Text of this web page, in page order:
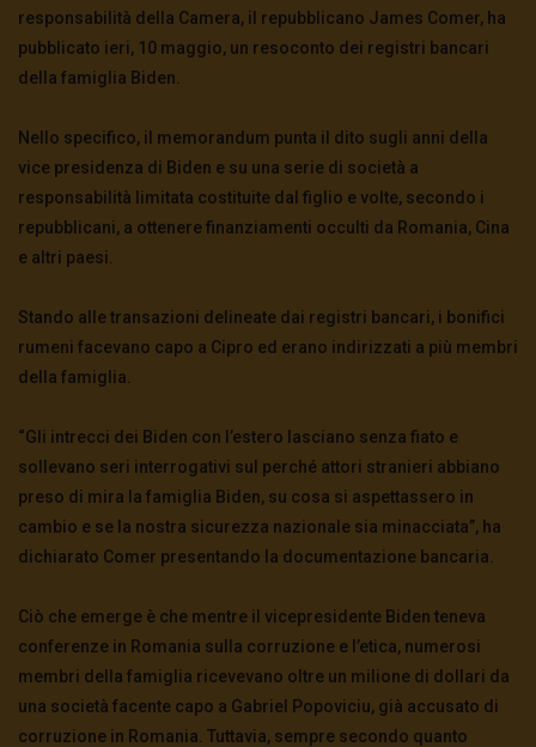
responsabilità della Camera, il repubblicano James Comer, ha
pubblicato ieri, 10 maggio, un resoconto dei registri bancari
della famiglia Biden.
Nello specifico, il memorandum punta il dito sugli anni della
vice presidenza di Biden e su una serie di società a
responsabilità limitata costituite dal figlio e volte, secondo i
repubblicani, a ottenere finanziamenti occulti da Romania, Cina
e altri paesi.
Stando alle transazioni delineate dai registri bancari, i bonifici
rumeni facevano capo a Cipro ed erano indirizzati a più membri
della famiglia.
“Gli intrecci dei Biden con l’estero lasciano senza fiato e
sollevano seri interrogativi sul perché attori stranieri abbiano
preso di mira la famiglia Biden, su cosa si aspettassero in
cambio e se la nostra sicurezza nazionale sia minacciata”, ha
dichiarato Comer presentando la documentazione bancaria.
Ciò che emerge è che mentre il vicepresidente Biden teneva
conferenze in Romania sulla corruzione e l’etica, numerosi
membri della famiglia ricevevano oltre un milione di dollari da
una società facente capo a Gabriel Popoviciu, già accusato di
corruzione in Romania. Tuttavia, sempre secondo quanto